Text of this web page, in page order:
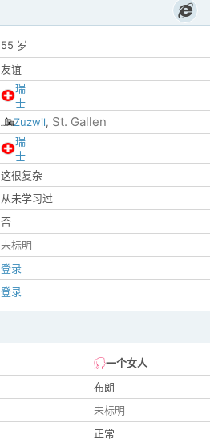
55 岁
友谊
瑞
士
Zuzwil, St. Gallen
瑞
士
这很复杂
从未学习过
否
未标明
登录
登录
一个女人
布朗
未标明
正常